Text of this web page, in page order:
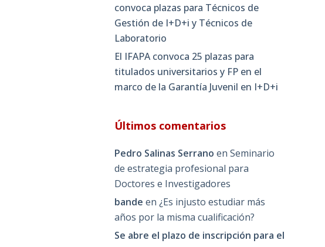
convoca plazas para Técnicos de
Gestión de I+D+i y Técnicos de
Laboratorio
El IFAPA convoca 25 plazas para
titulados universitarios y FP en el
marco de la Garantía Juvenil en I+D+i
Últimos comentarios
Pedro Salinas Serrano enSeminario
de estrategia profesional para
Doctores e Investigadores
bande en¿Es injusto estudiar más
años por la misma cualificación?
Se abre el plazo de inscripción para el